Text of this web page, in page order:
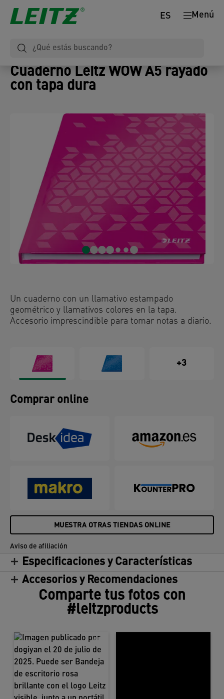
Menú
ES
Cuaderno Leitz WOW A5 rayado
con tapa dura
Un cuaderno con un llamativo estampado
geométrico y llamativos colores en la tapa.
Accesorio imprescindible para tomar notas a diario.
+3
Comprar online
MUESTRA OTRAS TIENDAS ONLINE
Aviso de afiliación
Especificaciones y Características
Accesorios y Recomendaciones
Comparte tus fotos con
#leitzproducts